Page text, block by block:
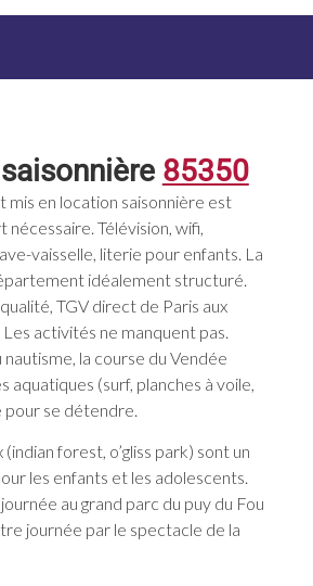
85350
mis en location saisonnière est
Télévision, wifi,
vaisselle, literie pour enfants. La
idéalement structuré.
TGV direct de Paris aux
Les activités ne manquent pas.
la course du Vendée
aquatiques (surf, planches à voile,
pour se détendre.
forest, o’gliss park) sont un
les enfants et les adolescents.
au grand parc du puy du Fou
journée par le spectacle de la